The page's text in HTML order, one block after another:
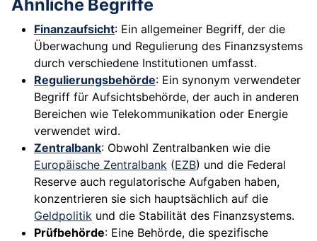
Ähnliche Begriffe
Finanzaufsicht: Ein allgemeiner Begriff, der die
Überwachung und Regulierung des Finanzsystems
durch verschiedene Institutionen umfasst.
Regulierungsbehörde: Ein synonym verwendeter
Begriff für Aufsichtsbehörde, der auch in anderen
Bereichen wie Telekommunikation oder Energie
verwendet wird.
Zentralbank: Obwohl Zentralbanken wie die
Europäische Zentralbank (EZB) und die Federal
Reserve auch regulatorische Aufgaben haben,
konzentrieren sie sich hauptsächlich auf die
Geldpolitik und die Stabilität des Finanzsystems.
Prüfbehörde: Eine Behörde, die spezifische